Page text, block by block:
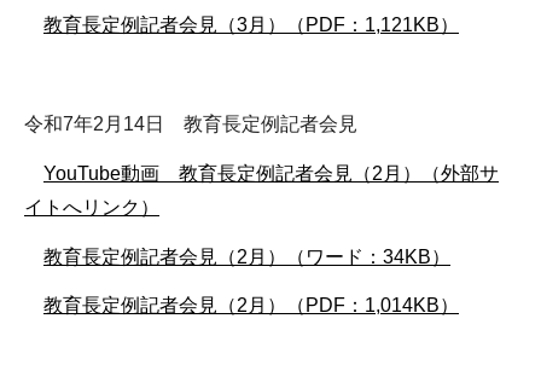
教育長定例記者会見（3月）（PDF：1,121KB）
令和7年2月14日 教育長定例記者会見
YouTube動画 教育長定例記者会見（2月）（外部サ
イトへリンク）
教育長定例記者会見（2月）（ワード：34KB）
教育長定例記者会見（2月）（PDF：1,014KB）